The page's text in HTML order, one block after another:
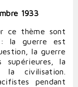
1933
ce thème sont
la guerre est
la guerre
supérieures, la
civilisation.
pendant